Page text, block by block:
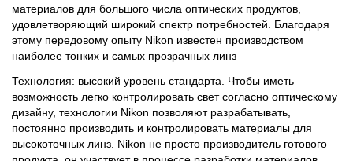
материалов для большого числа оптических продуктов,
удовлетворяющий широкий спектр потребностей. Благодаря
этому передовому опыту Nikon известен производством
наиболее тонких и самых прозрачных линз
Технология: высокий уровень стандарта. Чтобы иметь
возможность легко контролировать свет согласно оптическому
дизайну, технологии Nikon позволяют разрабатывать,
постоянно производить и контролировать материалы для
высокоточных линз. Nikon не просто производитель готового